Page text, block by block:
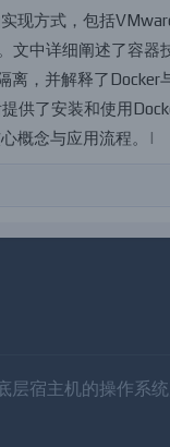
实现方式 ， 包括VMwar
。 文中详细阐述了容器
离 ， 并解释了Docker
提供了安装和使用Dock
心概念与应用流程。
层宿主机的操作系